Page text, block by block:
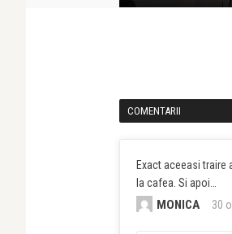
COMENTARII
Exact aceeasi traire
la cafea. Si apoi…
MONICA 30